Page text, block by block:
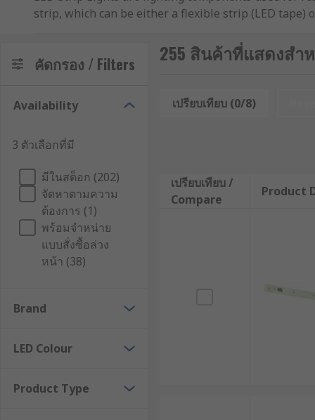
strip, which can be either a flexible strip (LED tape)
What colours are LED strip lights?
LED strips are available in many colours. White
cool white and warm white. Cool white LEDs are
looking to use a wide range of different colours.
How are they used?
Accent lighting in home and in retail
Under cabinet lighting
Shelving illimination
LED light strips come in various lengths to suit
Some LED Light Strips are cuttable with household
guidance before cutting any LED strip. Flexible
คัดกรอง / Filters
Availability
3 ตัวเลือกที่มี
มีในสต็อก (202)
จัดหาตามความ
ต้องการ (1)
พร้อมจำหน่าย
แบบสั่งซื้อล่วง
หน้า (38)
Brand
LED Colour
Product Type
255 สินค้าที่แสดงสำห
เปรียบเทียบ (0/8)
เปรียบเทียบ /
Compare
Product